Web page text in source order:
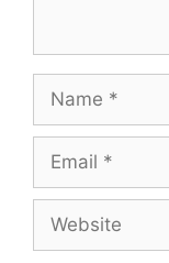
Name
Email
Website